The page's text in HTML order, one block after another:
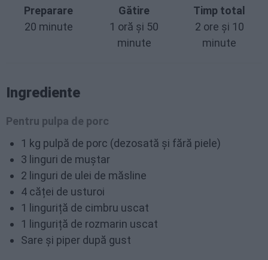
Preparare
20 minute
Gătire
1 oră și 50
minute
Timp total
2 ore și 10
minute
Ingrediente
Pentru pulpa de porc
1 kg pulpă de porc (dezosată și fără piele)
3 linguri de muștar
2 linguri de ulei de măsline
4 căței de usturoi
1 linguriță de cimbru uscat
1 linguriță de rozmarin uscat
Sare și piper după gust